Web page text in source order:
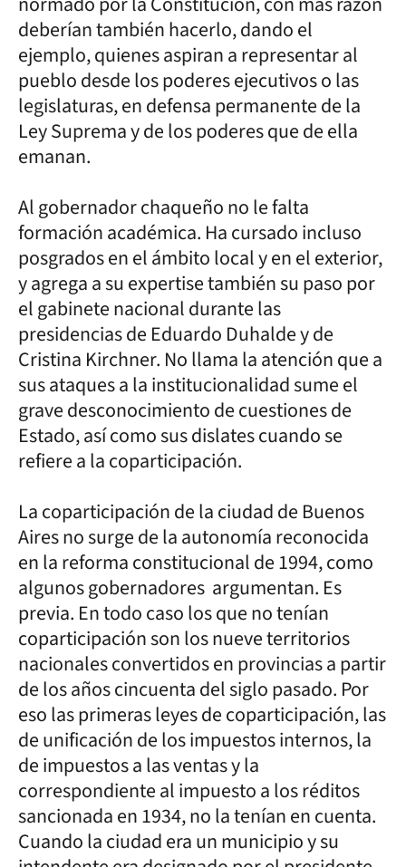
deberían también hacerlo, dando el
ejemplo, quienes aspiran a representar al
pueblo desde los poderes ejecutivos o las
legislaturas, en defensa permanente de la
Ley Suprema y de los poderes que de ella
emanan.
Al gobernador chaqueño no le falta
formación académica. Ha cursado incluso
posgrados en el ámbito local y en el exterior,
y agrega a su expertise también su paso por
el gabinete nacional durante las
presidencias de Eduardo Duhalde y de
Cristina Kirchner. No llama la atención que a
sus ataques a la institucionalidad sume el
grave desconocimiento de cuestiones de
Estado, así como sus dislates cuando se
refiere a la coparticipación.
La coparticipación de la ciudad de Buenos
Aires no surge de la autonomía reconocida
en la reforma constitucional de 1994, como
algunos gobernadores argumentan. Es
previa. En todo caso los que no tenían
coparticipación son los nueve territorios
nacionales convertidos en provincias a partir
de los años cincuenta del siglo pasado. Por
eso las primeras leyes de coparticipación, las
de unificación de los impuestos internos, la
de impuestos a las ventas y la
correspondiente al impuesto a los réditos
sancionada en 1934, no la tenían en cuenta.
Cuando la ciudad era un municipio y su